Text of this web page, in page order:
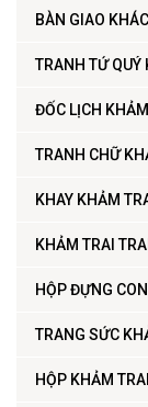
BÀN GIAO
TRANH TỨ QUÝ
ĐỐC LỊCH
TRANH CHỮ
KHAY KHẢM
KHẢM TRAI
HỘP ĐỰNG
TRANG SỨC
HỘP KHẢM TRAI